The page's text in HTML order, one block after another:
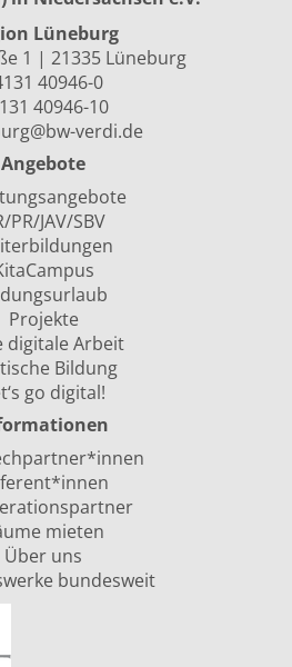
Lüneburg
1 | 21335 Lüneburg
40946-0
40946-10
verdi.de
Angebote
PR/JAV/SBV
Projekte
digitale Arbeit
Bildung
go digital!
mieten
Über uns
bundesweit